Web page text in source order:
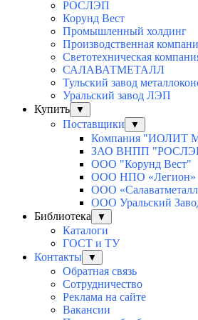
РОСЛЭП
Корунд Вест
Промышленный холдинг
Производственная
Светотехническая
САЛАВАТМЕТАЛЛ
Тульский завод
Уральский завод ЛЭП
Купить
▼
Поставщики ▼
Компания "ИОЛИТ
ЗАО ВНПП
ООО "Корунд Вест"
ООО НПО «Легион»
ООО
ООО Уральский
Библиотека
▼
Каталоги
ГОСТ и ТУ
Контакты
▼
Обратная связь
Сотрудничество
Реклама на сайте
Вакансии